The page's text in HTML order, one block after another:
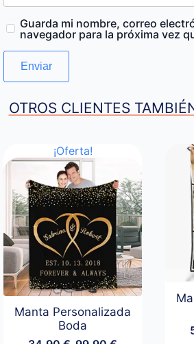
Guarda mi nombre, correo
navegador para la próxima vez
OTROS CLIENTES
¡Oferta!
Manta Personalizada
Boda